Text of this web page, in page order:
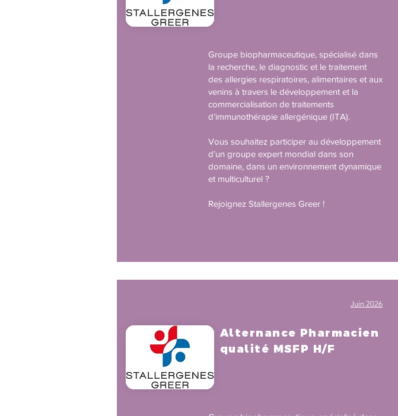
Groupe biopharmaceutique, spécialisé dans
la recherche, le diagnostic et le traitement
des allergies respiratoires, alimentaires et aux
venins à travers le développement et la
commercialisation de traitements
d’immunothérapie allergénique (ITA).
Vous souhaitez participer au développement
d’un groupe expert mondial dans son
domaine, dans un environnement dynamique
et multiculturel ?
Rejoignez Stallergenes Greer !
Juin 2026
Alternance Pharmacien
qualité MSFP H/F